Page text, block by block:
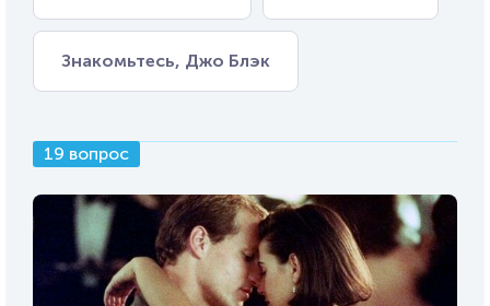
Знакомьтесь, Джо Блэк
19 вопрос